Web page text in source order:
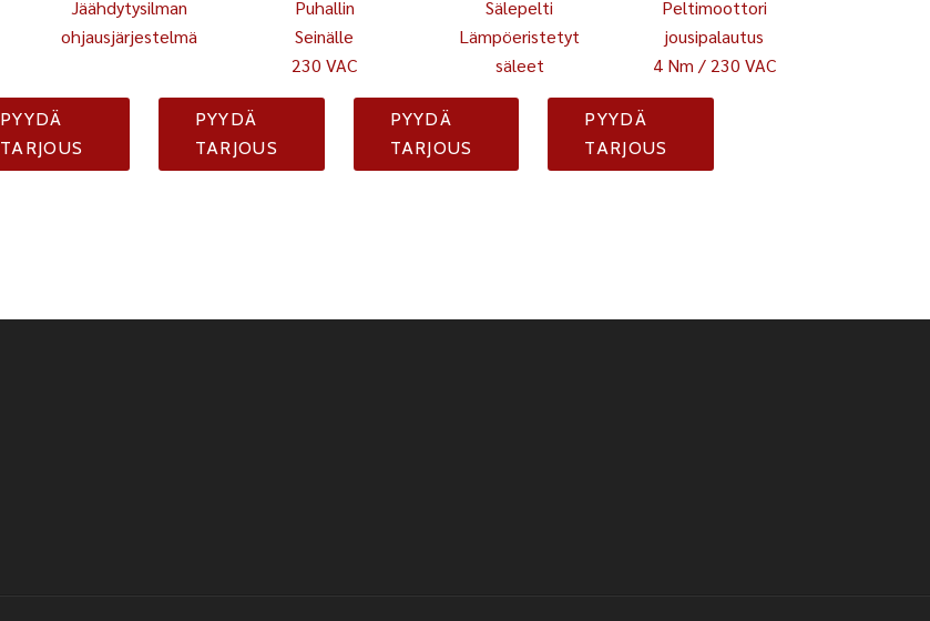
Jäähdytysilman
ohjausjärjestelmä
PYYDÄ
TARJOUS
Puhallin
Seinälle
230 VAC
PYYDÄ
TARJOUS
Sälepelti
Lämpöeristetyt
säleet
PYYDÄ
TARJOUS
Peltimoottori
jousipalautus
4 Nm / 230 VAC
PYYDÄ
TARJOUS